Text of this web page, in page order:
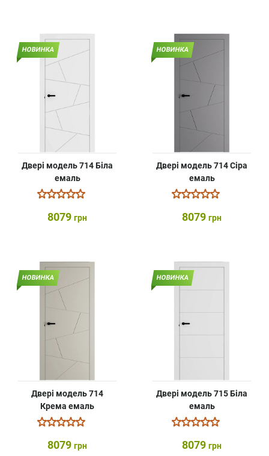
НОВИНКА
Двері модель 714 Біла
емаль
8079 грн
НОВИНКА
Двері модель 714 Сіра
емаль
8079 грн
НОВИНКА
Двері модель 714
Крема емаль
8079 грн
НОВИНКА
Двері модель 715 Біла
емаль
8079 грн